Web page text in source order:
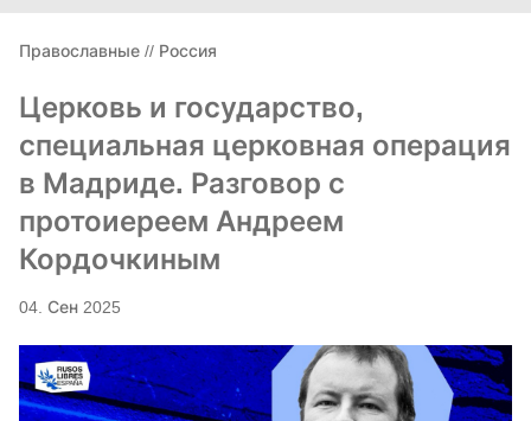
Православные // Россия
Церковь и государство,
специальная церковная операция
в Мадриде. Разговор с
протоиереем Андреем
Кордочкиным
04. Сен 2025